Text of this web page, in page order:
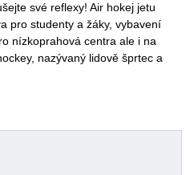
své reflexy! Air hokej jetu
pro studenty a žáky, vybavení
nízkoprahová centra ale i na
nazývaný lidově šprtec a